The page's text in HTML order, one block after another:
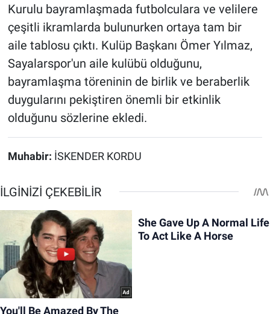
Kurulu bayramlaşmada futbolculara ve velilere
çeşitli ikramlarda bulunurken ortaya tam bir
aile tablosu çıktı. Kulüp Başkanı Ömer Yılmaz,
Sayalarspor'un aile kulübü olduğunu,
bayramlaşma töreninin de birlik ve beraberlik
duygularını pekiştiren önemli bir etkinlik
olduğunu sözlerine ekledi.
Muhabir: İSKENDER KORDU